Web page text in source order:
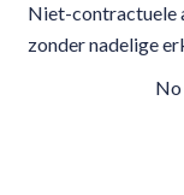
Niet-contractuele
zonder nadelige